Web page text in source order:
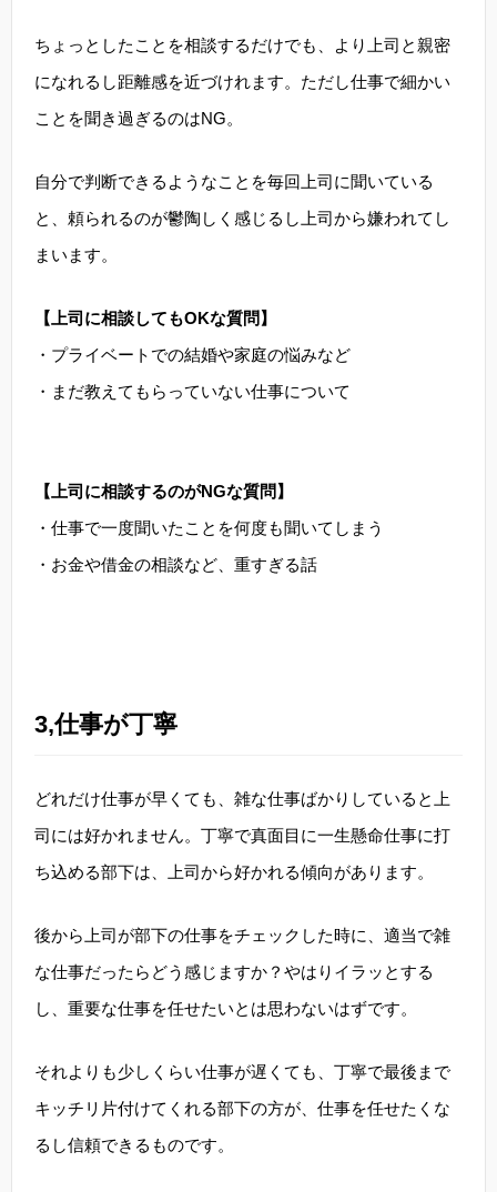
ちょっとしたことを相談するだけでも、より上司と親密
になれるし距離感を近づけれます。ただし仕事で細かい
ことを聞き過ぎるのはNG。
自分で判断できるようなことを毎回上司に聞いている
と、頼られるのが鬱陶しく感じるし上司から嫌われてし
まいます。
【上司に相談してもOKな質問】
・プライベートでの結婚や家庭の悩みなど
・まだ教えてもらっていない仕事について
【上司に相談するのがNGな質問】
・仕事で一度聞いたことを何度も聞いてしまう
・お金や借金の相談など、重すぎる話
3,仕事が丁寧
どれだけ仕事が早くても、雑な仕事ばかりしていると上
司には好かれません。丁寧で真面目に一生懸命仕事に打
ち込める部下は、上司から好かれる傾向があります。
後から上司が部下の仕事をチェックした時に、適当で雑
な仕事だったらどう感じますか？やはりイラッとする
し、重要な仕事を任せたいとは思わないはずです。
それよりも少しくらい仕事が遅くても、丁寧で最後まで
キッチリ片付けてくれる部下の方が、仕事を任せたくな
るし信頼できるものです。